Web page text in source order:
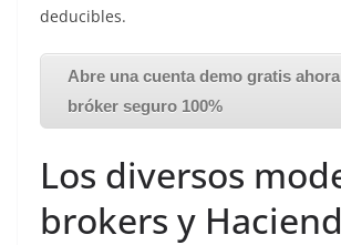
deducibles.
Abre una cuenta demo gratis
bróker seguro 100%
Los diversos
brokers y